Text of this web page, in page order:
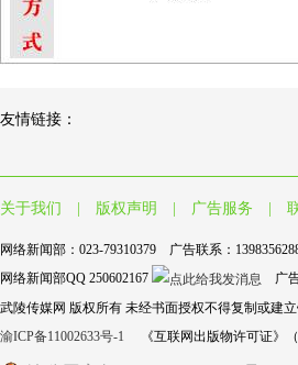
友情链接：
关于我们 版权声明 广告服务
网络新闻部：023-79310379 广告联系：
网络新闻部QQ 250602167
广
武陵传媒网 版权所有 未经书面授权不得复制或建
渝ICP备11002633号-1
《互联网出版物许可证》